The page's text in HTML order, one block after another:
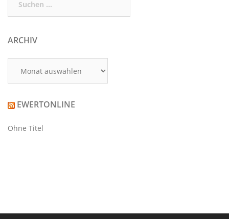
nach:
ARCHIV
EWERTONLINE
Ohne Titel